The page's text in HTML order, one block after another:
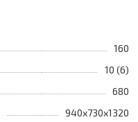
160
10 (6)
680
940х730х1320